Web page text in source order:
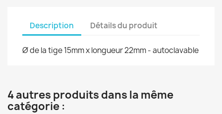
Description Détails du produit
Ø de la tige 15mm x longueur 22mm - autoclavable
4 autres produits dans la même
catégorie :